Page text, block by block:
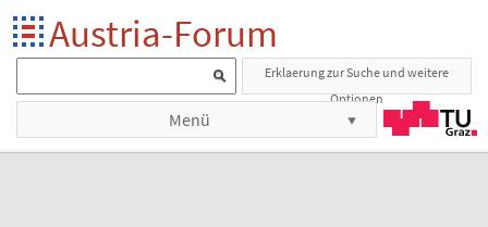
Austria-Forum
Erklaerung zur Suche und weitere
Optionen
Menü